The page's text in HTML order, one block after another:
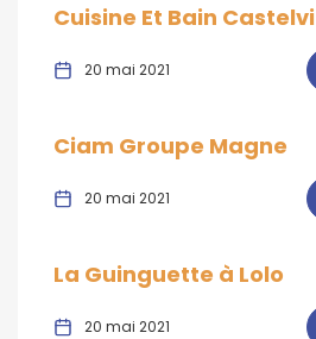
Cuisine Et Bain Castelvi
20 mai 2021
Ciam Groupe Magne
20 mai 2021
La Guinguette à Lolo
20 mai 2021